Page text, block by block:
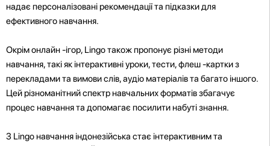
надає персоналізовані рекомендації та підказки для
ефективного навчання.
Окрім онлайн -ігор, Lingo також пропонує різні методи
навчання, такі як інтерактивні уроки, тести, флеш -картки з
перекладами та вимови слів, аудіо матеріалів та багато іншого.
Цей різноманітний спектр навчальних форматів збагачує
процес навчання та допомагає посилити набуті знання.
З Lingo навчання індонезійська стає інтерактивним та